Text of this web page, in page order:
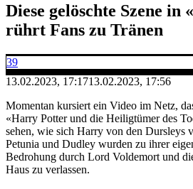
Diese gelöschte Szene
rührt Fans zu Tränen
39
13.02.2023, 17:1713.02.2023, 17:56
Momentan kursiert ein Video im Netz,
«Harry Potter und die Heiligtümer des
sehen, wie sich Harry von den Dursleys
Petunia und Dudley wurden zu ihrer
Bedrohung durch Lord Voldemort und
Haus zu verlassen.